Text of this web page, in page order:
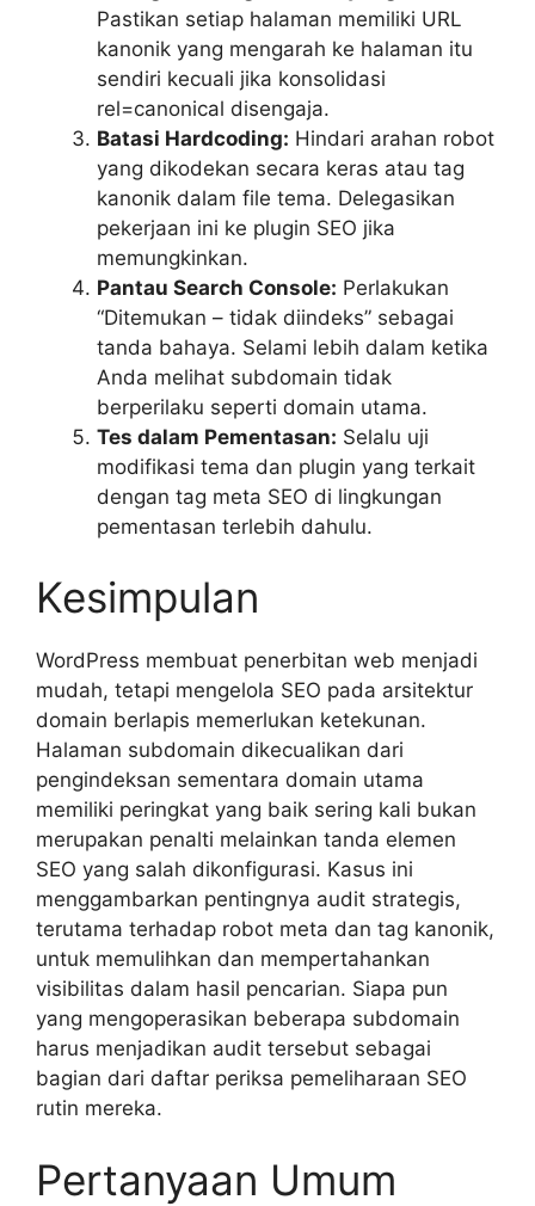
Pastikan setiap halaman memiliki URL
kanonik yang mengarah ke halaman itu
sendiri kecuali jika konsolidasi
rel=canonical disengaja.
Batasi Hardcoding: Hindari arahan robot
yang dikodekan secara keras atau tag
kanonik dalam file tema. Delegasikan
pekerjaan ini ke plugin SEO jika
memungkinkan.
Pantau Search Console: Perlakukan
“Ditemukan – tidak diindeks” sebagai
tanda bahaya. Selami lebih dalam ketika
Anda melihat subdomain tidak
berperilaku seperti domain utama.
Tes dalam Pementasan: Selalu uji
modifikasi tema dan plugin yang terkait
dengan tag meta SEO di lingkungan
pementasan terlebih dahulu.
Kesimpulan
WordPress membuat penerbitan web menjadi
mudah, tetapi mengelola SEO pada arsitektur
domain berlapis memerlukan ketekunan.
Halaman subdomain dikecualikan dari
pengindeksan sementara domain utama
memiliki peringkat yang baik sering kali bukan
merupakan penalti melainkan tanda elemen
SEO yang salah dikonfigurasi. Kasus ini
menggambarkan pentingnya audit strategis,
terutama terhadap robot meta dan tag kanonik,
untuk memulihkan dan mempertahankan
visibilitas dalam hasil pencarian. Siapa pun
yang mengoperasikan beberapa subdomain
harus menjadikan audit tersebut sebagai
bagian dari daftar periksa pemeliharaan SEO
rutin mereka.
Pertanyaan Umum